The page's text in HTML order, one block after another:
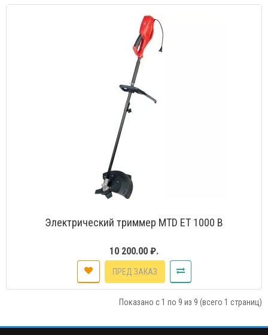
Электрический триммер MTD ET 1000 B
10 200.00 ₽.
ПРЕД ЗАКАЗ
Показано с 1 по 9 из 9 (всего 1 страниц)